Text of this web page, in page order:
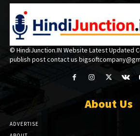
© HindiJunction.IN Website Latest Updated
publish post contact us
About Us
ADVERTISE